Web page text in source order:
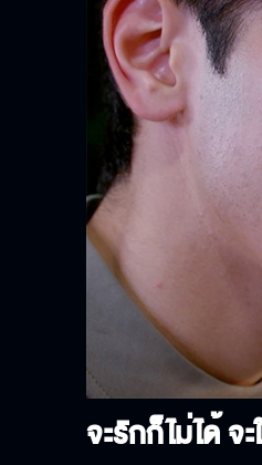
จะรักก็ไม่ได้ จ